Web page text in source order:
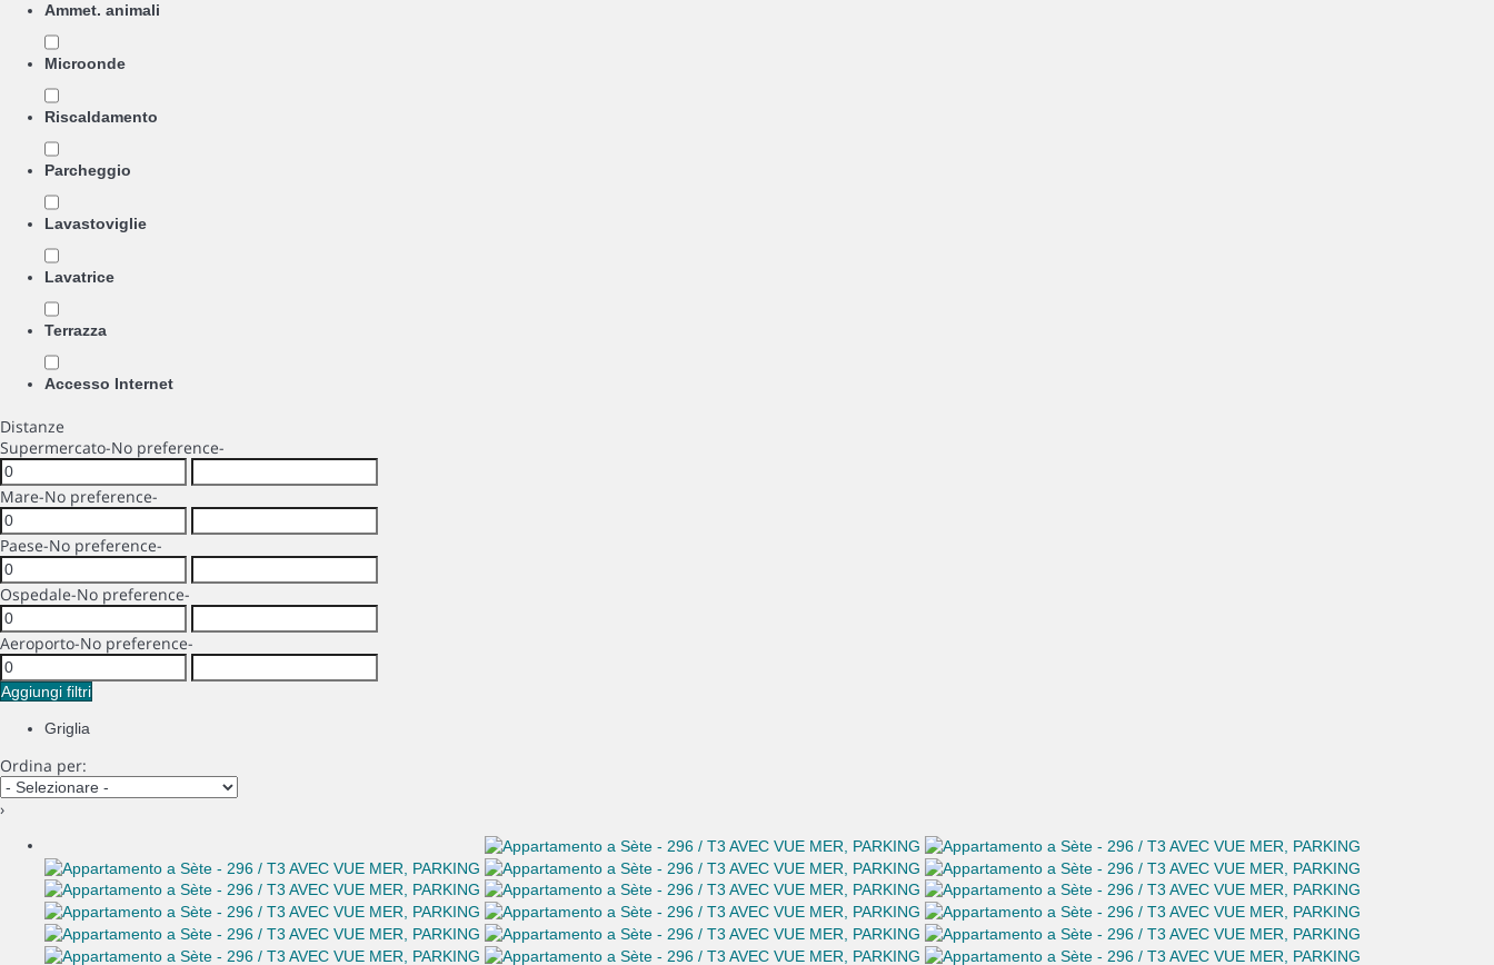
Ammet. animali
Microonde
Riscaldamento
Parcheggio
Lavastoviglie
Lavatrice
Terrazza
Accesso Internet
Distanze
Supermercato-No preference-
Mare-No preference-
Paese-No preference-
Ospedale-No preference-
Aeroporto-No preference-
Aggiungi filtri
Griglia
Ordina per:
›